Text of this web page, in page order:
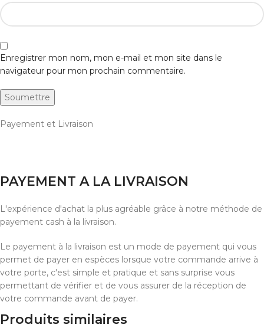
Enregistrer mon nom, mon e-mail et mon site dans le
navigateur pour mon prochain commentaire.
Payement et Livraison
PAYEMENT A LA LIVRAISON
L'expérience d'achat la plus agréable grâce à notre méthode de
payement cash à la livraison.
Le payement à la livraison est un mode de payement qui vous
permet de payer en espèces lorsque votre commande arrive à
votre porte, c'est simple et pratique et sans surprise vous
permettant de vérifier et de vous assurer de la réception de
votre commande avant de payer.
Produits similaires